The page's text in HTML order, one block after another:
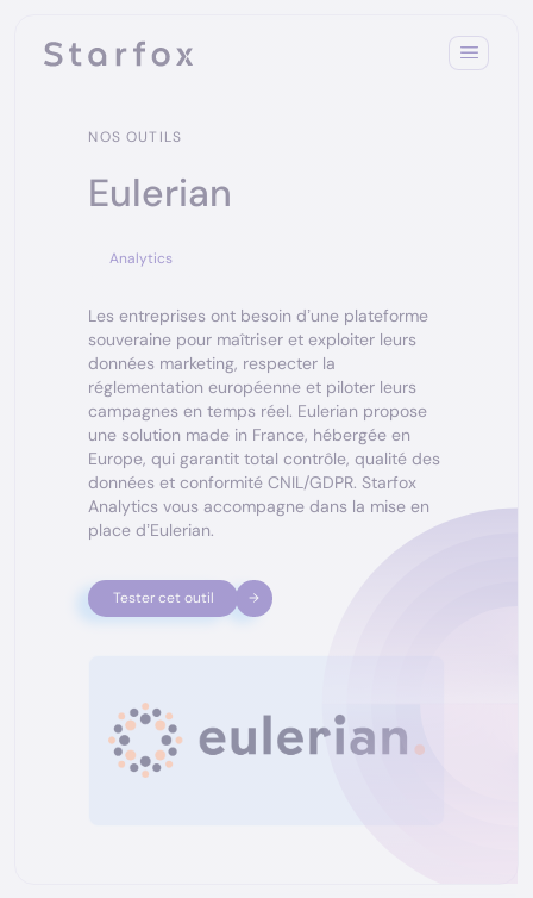
NOS OUTILS
Eulerian
Analytics
Les entreprises ont besoin d’une plateforme
souveraine pour maîtriser et exploiter leurs
données marketing, respecter la
réglementation européenne et piloter leurs
campagnes en temps réel. Eulerian propose
une solution made in France, hébergée en
Europe, qui garantit total contrôle, qualité des
données et conformité CNIL/GDPR. Starfox
Analytics vous accompagne dans la mise en
place d’Eulerian.
Tester cet outil